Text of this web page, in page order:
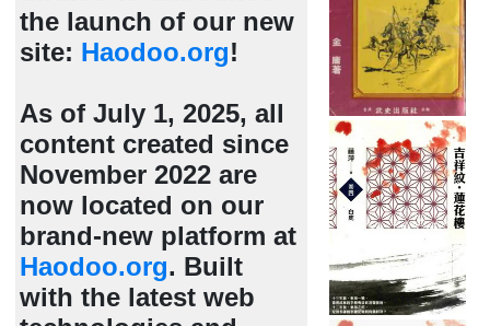
the launch of our new
site: Haodoo.org!
As of July 1, 2025, all
content created since
November 2022 are
now located on our
brand-new platform at
Haodoo.org. Built
with the latest web